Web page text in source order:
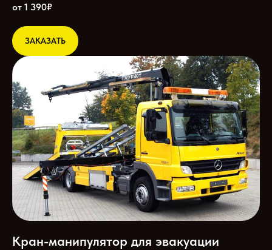
от 1 390₽
ЗАКАЗАТЬ
Кран-манипулятор для эвакуации